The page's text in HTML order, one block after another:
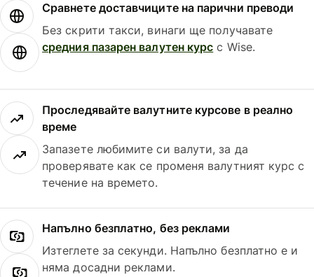
Сравнете доставчиците на парични преводи
Без скрити такси, винаги ще получавате
средния пазарен валутен курс с Wise.
Проследявайте валутните курсове в реално
време
Запазете любимите си валути, за да
проверявате как се променя валутният курс с
течение на времето.
Напълно безплатно, без реклами
Изтеглете за секунди. Напълно безплатно е и
няма досадни реклами.